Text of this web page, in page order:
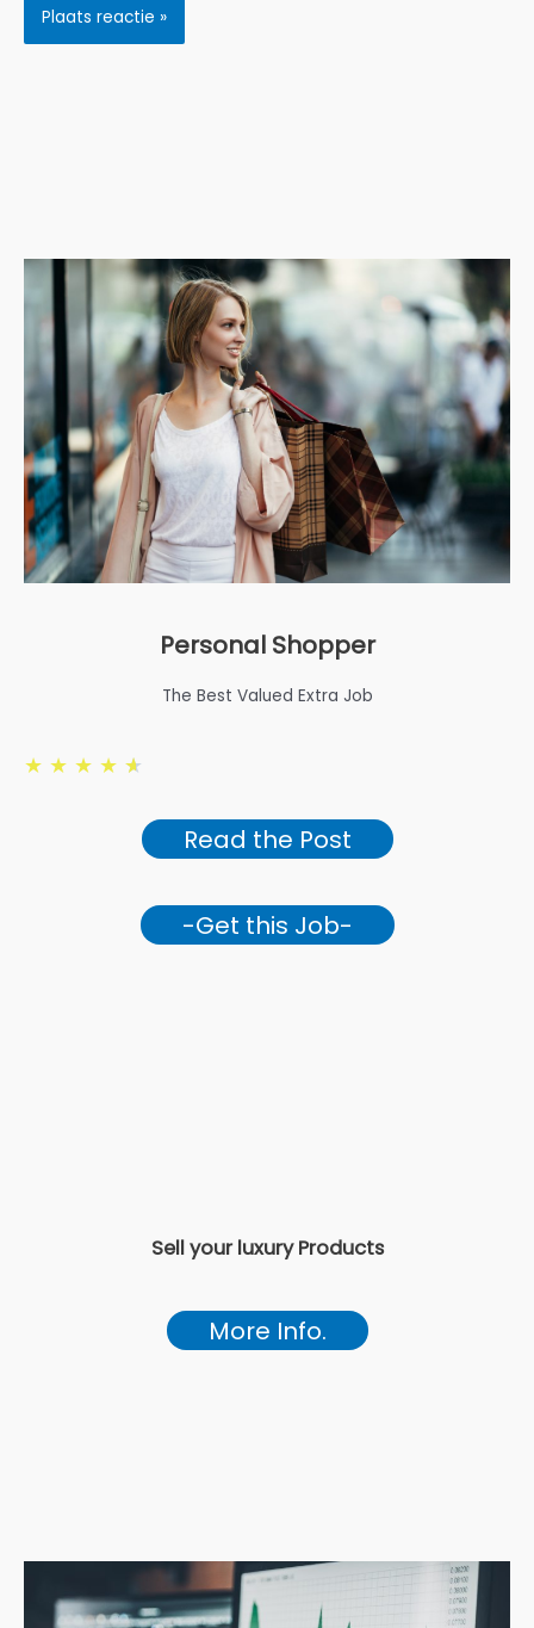
Personal Shopper
The Best Valued Extra Job
★ ★ ★ ★ ★
Read the Post
-Get this Job-
Sell your luxury Products
More Info.